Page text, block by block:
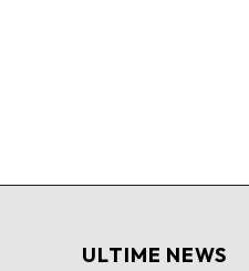
ULTIME NEWS